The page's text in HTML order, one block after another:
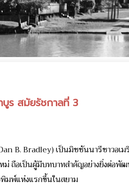
บูร สมัยรัชกาลที่ 3
B. Bradley) เป็นมิชชันนารีชาวอเม
ม่ ถือเป็นผู้มีบทบาทสำคัญอย่างยิ่งต่อ
มพ์แห่งแรกขึ้นในสยาม